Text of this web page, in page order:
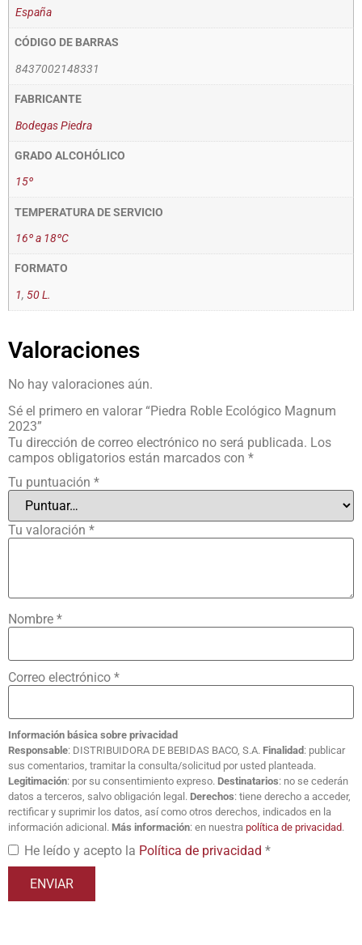
España
CÓDIGO DE BARRAS
8437002148331
FABRICANTE
Bodegas Piedra
GRADO ALCOHÓLICO
15º
TEMPERATURA DE SERVICIO
16º a 18ºC
FORMATO
1, 50 L.
Valoraciones
No hay valoraciones aún.
Sé el primero en valorar “Piedra Roble Ecológico Magnum
2023”
Tu dirección de correo electrónico no será publicada. Los
campos obligatorios están marcados con *
Tu puntuación *
Tu valoración *
Nombre *
Correo electrónico *
Información básica sobre privacidad
Responsable: DISTRIBUIDORA DE BEBIDAS BACO, S.A. Finalidad : publicar
sus comentarios, tramitar la consulta/solicitud por usted planteada.
Legitimación: por su consentimiento expreso. Destinatarios: no se cederán
datos a terceros, salvo obligación legal. Derechos: tiene derecho a acceder,
rectificar y suprimir los datos, así como otros derechos, indicados en la
información adicional. Más información: en nuestra política de privacidad.
He leído y acepto la Política de privacidad *